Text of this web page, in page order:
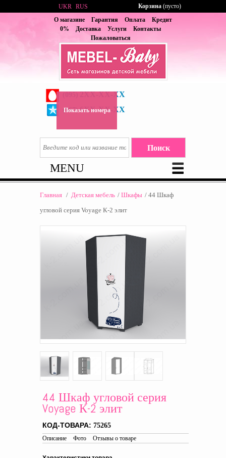
О магазине Гарантия Оплата
Кредит
0%
Доставка Услуги
Контакты
Пожаловаться
2XX-XX-XX
(067) 6XX-XX-XX
Показать номера
UKR RUS Корзина (пусто)
MENU
Главная / Детская мебель / Шкафы / 44 Шкаф
угловой серия Voyage К-2 элит
44 Шкаф угловой серия
Voyage К-2 элит
КОД-ТОВАРА: 75265
Описание Фото Отзывы о товаре